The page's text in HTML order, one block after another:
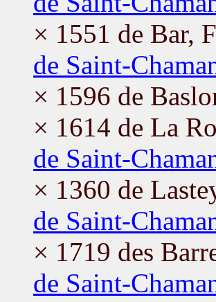
× 1551 de Bar,
de Saint-
× 1596 de
× 1614 de La
de Saint-
× 1360 de
de Saint-
× 1719 des
de Saint-